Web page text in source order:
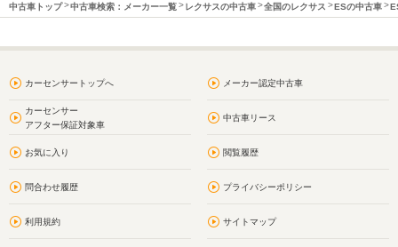
中古車トップ 中古車検索：メーカー一覧 レクサスの中古車 全国のレクサス ESの中古車
カーセンサートップへ メーカー認定中古車
カーセンサー
アフター保証対象車
中古車リース
お気に入り 閲覧履歴
問合わせ履歴 プライバシーポリシー
利用規約 サイトマップ